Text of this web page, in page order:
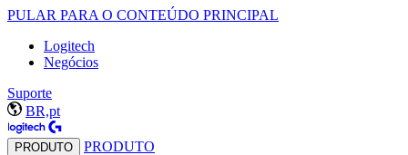
PULAR PARA O CONTEÚDO PRINCIPAL
Logitech
Negócios
Suporte
BR,pt
PRODUTO PRODUTO